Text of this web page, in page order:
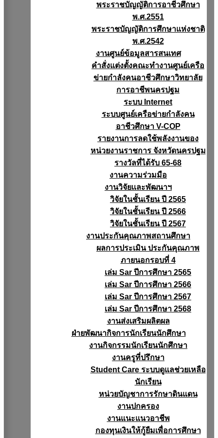
พระราชบัญญัติการอาชีวศึกษา
พ.ศ.2551
พระราชบัญญัติการศึกษาแห่งชาติ
พ.ศ.2542
งานศูนย์ข้อมูลสารสนเทศ
คำสั่งแต่งตั้งคณะทำงานศูนย์เครือ
ข่ายกำลังคนอาชีวศึกษาวิทยาลัย
การอาชีพนครปฐม
ระบบ Internet
ระบบศูนย์เครือข่ายกำลังคน
อาชีวศึกษา V-COP
รายงานการลดใช้พลังงานของ
หน่วยงานราชการ จังหวัดนครปฐม
รางวัลที่ได้รับ 65-68
งานความร่วมมือ
งานวิจัยเเละพัฒนาฯ
วิจัยในชั้นเรียน ปี 2565
วิจัยในชั้นเรียน ปี 2566
วิจัยในชั้นเรียน ปี 2567
งานประกันคุณภาพสถานศึกษา
ผลการประเมิน ประกันคุณภาพ
ภายนอกรอบที่ 4
เล่ม Sar ปีการศึกษา 2565
เล่ม Sar ปีการศึกษา 2566
เล่ม Sar ปีการศึกษา 2567
เล่ม Sar ปีการศึกษา 2568
งานส่งเสริมผลิตผล
ฝ่ายพัฒนากิจการนักเรียนนักศึกษา
งานกิจกรรมนักเรียนนักศึกษา
งานครูที่ปรึกษา
Student Care ระบบดูแลช่วยเหลือ
นักเรียน
หน่วยบัญชาการรักษาดินแดน
งานปกครอง
งานแนะแนวอาชีพ
กองทุนเงินให้กู้ยืมเพื่อการศึกษา